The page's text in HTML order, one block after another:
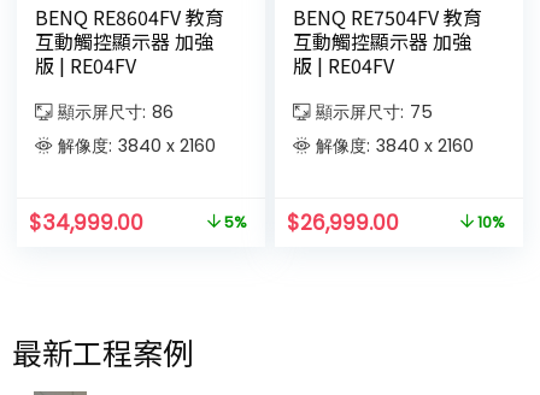
BENQ RE8604FV 教育
互動觸控顯示器 加強
版 | RE04FV
顯示屏尺寸: 86
解像度: 3840 x 2160
$34,999.00 5%
BENQ RE7504FV 教育
互動觸控顯示器 加強
版 | RE04FV
顯示屏尺寸: 75
解像度: 3840 x 2160
$26,999.00 10%
最新工程案例